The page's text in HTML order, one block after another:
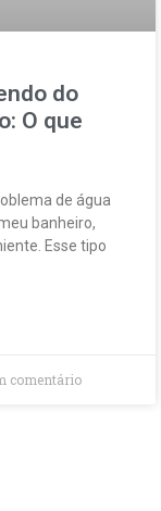
do
O que
de água
banheiro,
Esse tipo
comentário